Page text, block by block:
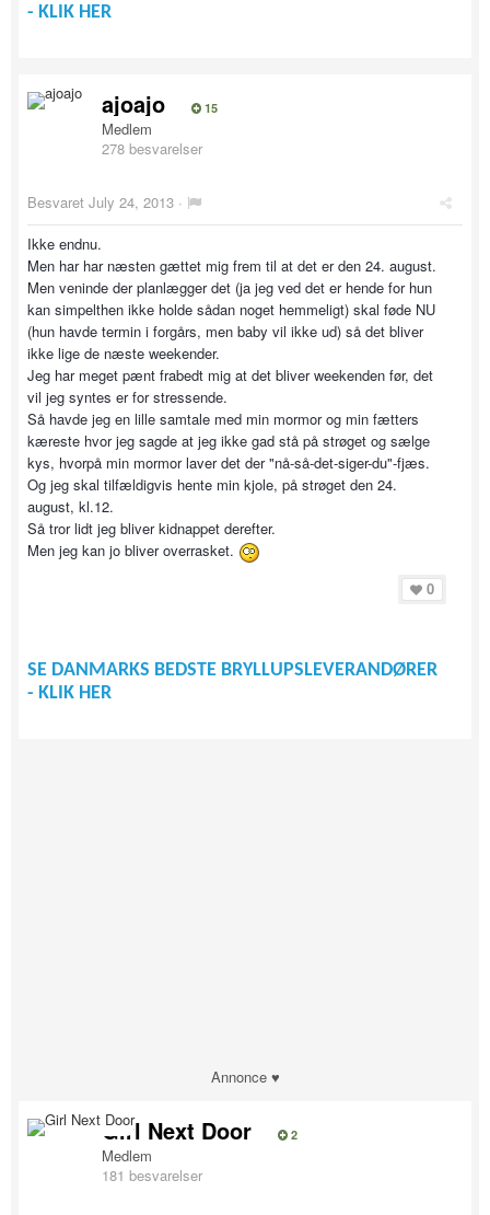
- KLIK HER
ajoajo 15
Medlem
278 besvarelser
Besvaret July 24, 2013 ·
Ikke endnu.
Men har har næsten gættet mig frem til at det er den 24. august.
Men veninde der planlægger det (ja jeg ved det er hende for hun
kan simpelthen ikke holde sådan noget hemmeligt) skal føde NU
(hun havde termin i forgårs, men baby vil ikke ud) så det bliver
ikke lige de næste weekender.
Jeg har meget pænt frabedt mig at det bliver weekenden før, det
vil jeg syntes er for stressende.
Så havde jeg en lille samtale med min mormor og min fætters
kæreste hvor jeg sagde at jeg ikke gad stå på strøget og sælge
kys, hvorpå min mormor laver det der "nå-så-det-siger-du"-fjæs.
Og jeg skal tilfældigvis hente min kjole, på strøget den 24.
august, kl.12.
Så tror lidt jeg bliver kidnappet derefter.
Men jeg kan jo bliver overrasket.
0
SE DANMARKS BEDSTE BRYLLUPSLEVERANDØRER
- KLIK HER
Annonce ♥
Girl Next Door 2
Medlem
181 besvarelser